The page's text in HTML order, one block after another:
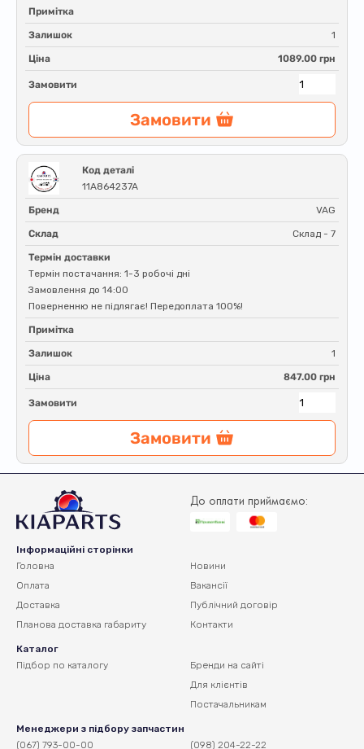
Примітка
Залишок 1
Ціна 1089.00 грн
Замовити
Замовити
Код деталі
11A864237A
Бренд VAG
Склад Склад - 7
Термін доставки
Термін постачання: 1-3 робочі дні
Замовлення до 14:00
Поверненню не підлягає! Передоплата 100%!
Примітка
Залишок 1
Ціна 847.00 грн
Замовити
Замовити
До оплати приймаємо:
Інформаційні сторінки
Головна
Оплата
Доставка
Планова доставка габариту
Новини
Вакансії
Публічний договір
Контакти
Каталог
Підбор по каталогу
Бренди на сайті
Для клієнтів
Постачальникам
Менеджери з підбору запчастин
(067) 793-00-00
(098) 204-22-22